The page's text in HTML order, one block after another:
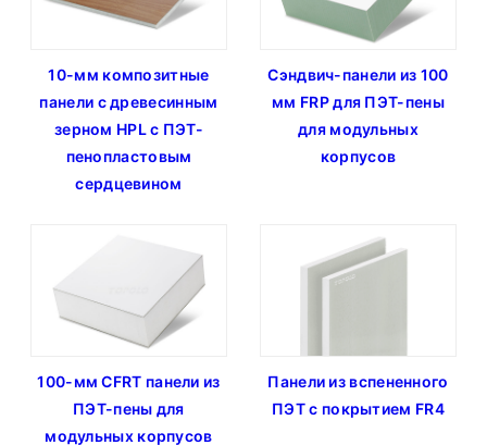
10-мм композитные
панели с древесинным
зерном HPL с ПЭТ-
пенопластовым
сердцевином
Сэндвич-панели из 100
мм FRP для ПЭТ-пены
для модульных
корпусов
100-мм CFRT панели из
ПЭТ-пены для
модульных корпусов
Панели из вспененного
ПЭТ с покрытием FR4